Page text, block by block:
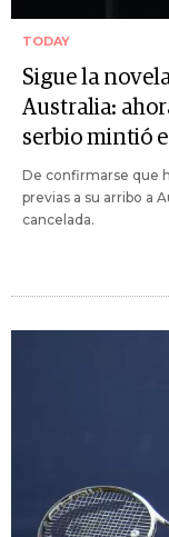
TODAY
Sigue la
Australia:
serbio mintió
De confirmarse que
previas a su arribo a
cancelada.